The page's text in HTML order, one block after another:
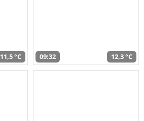
11,5 °C 09:32 12,3 °C